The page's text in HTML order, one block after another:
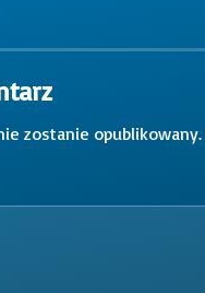
zostanie opublikowany.